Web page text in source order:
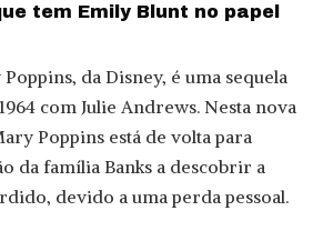
tem Emily Blunt no papel
da Disney, é uma sequela
com Julie Andrews. Nesta nova
Poppins está de volta para
da família Banks a descobrir a
devido a uma perda pessoal.